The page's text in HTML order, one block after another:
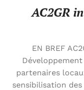
AC2GR
EN BREF
partenaires
sensibilisation